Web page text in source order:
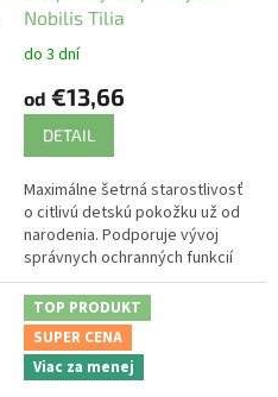
Nobilis Tilia
do 3 dní
od €13,66
DETAIL
Maximálne šetrná starostlivosť
o citlivú detskú pokožku už od
narodenia. Podporuje vývoj
správnych ochranných funkcií
pokožky.
TOP PRODUKT
SUPER CENA
Viac za menej